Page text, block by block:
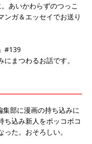
あいかわらずのつっこ
ンガ＆エッセイでお送り
#139
まつわるお話です。
部に漫画の持ち込みに
ち込み新人をボッコボコ
た。おそろしい。